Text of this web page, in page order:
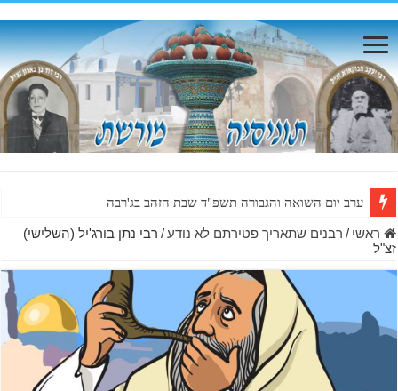
ערב יום השואה והגבורה תשפ"ד שבת הזהב בג'רבה
ראשי / רבנים שתאריך פטירתם לא נודע/ רבי נתן בורג'יל (השלישי)
זצ"ל